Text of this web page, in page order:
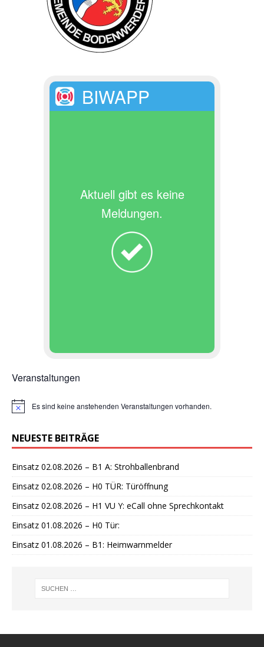
BIWAPP
Aktuell gibt es keine
Meldungen.
Veranstaltungen
H
w
e
s
Es sind keine anstehenden Veranstaltungen vorhanden.
NEUESTE BEITRÄGE
Einsatz 02.08.2026 – B1 A: Strohballenbrand
Einsatz 02.08.2026 – H0 TÜR: Türöffnung
Einsatz 02.08.2026 – H1 VU Y: eCall ohne Sprechkontakt
Einsatz 01.08.2026 – H0 Tür:
Einsatz 01.08.2026 – B1: Heimwarnmelder